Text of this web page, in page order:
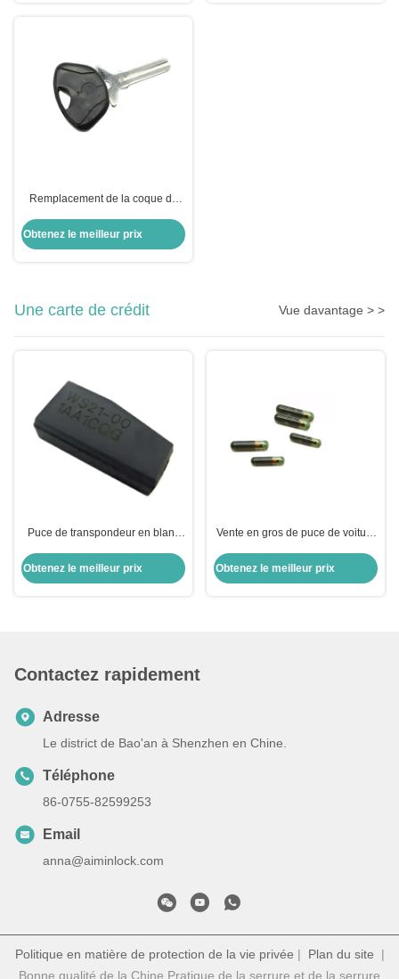
Remplacement de la coque du
Moto
Obtenez le meilleur prix
Une carte de crédit Vue davantage > >
Puce de transpondeur en blanc
Bit puce de voiture puce pour
Toyota
Obtenez le meilleur prix
Vente en gros de puce de voiture
transpondeur en verre Honda
Rechange de porte-clés de
Obtenez le meilleur prix
Contactez rapidement
Adresse
Le district de Bao'an à Shenzhen en Chine.
Téléphone
86-0755-82599253
Email
anna@aiminlock.com
Politique en matière de protection de la vie privée | Plan du site |
Bonne qualité de la Chine Pratique de la serrure et de la serrure